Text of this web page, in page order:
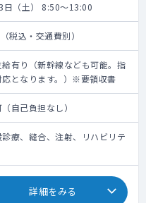
日（土） 8:50～13:00
税込・交通費別）
有り（新幹線なども可能。指
応となります。）※要領収書
自己負担なし）
療、縫合、注射、リハビリテ
詳細をみる